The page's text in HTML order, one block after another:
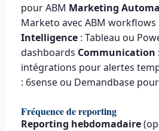
pour ABM Marketing
Marketo avec ABM workflows
Intelligence : Tableau ou
dashboards Communication
intégrations pour alertes
: 6sense ou Demandbase
Fréquence de reporting
Reporting hebdomadaire